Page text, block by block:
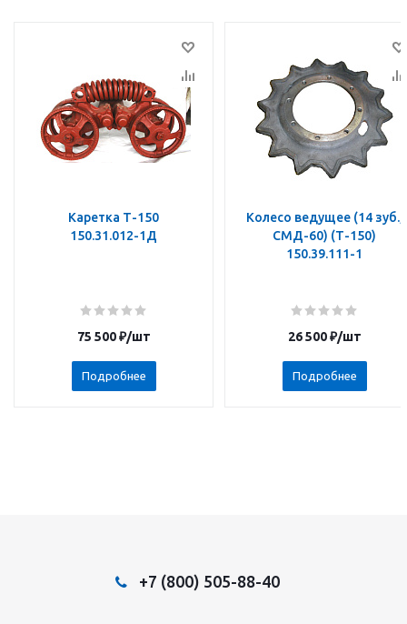
Каретка Т-150
150.31.012-1Д
75 500₽/шт
Подробнее
Колесо ведущее (14 зуб.,
СМД-60) (Т-150)
150.39.111-1
26 500₽/шт
Подробнее
+7 (800) 505-88-40